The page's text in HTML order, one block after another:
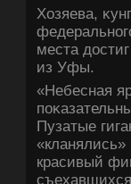
Хозяева,
места
из Уфы.
«Небесная
Пузатые
красивый